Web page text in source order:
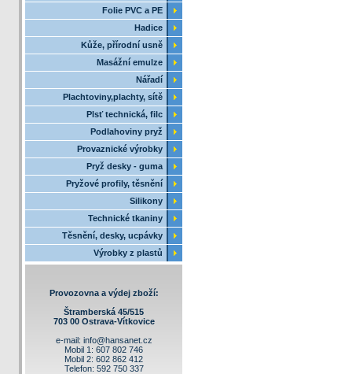
Folie PVC a PE
Hadice
Kůže, přírodní usně
Masážní emulze
Nářadí
Plachtoviny,plachty, sítě
Plsť technická, filc
Podlahoviny pryž
Provaznické výrobky
Pryž desky - guma
Pryžové profily, těsnění
Silikony
Technické tkaniny
Těsnění, desky, ucpávky
Výrobky z plastů
Provozovna a výdej zboží:
Štramberská 45/515
703 00 Ostrava-Vítkovice
e-mail: info@hansanet.cz
Mobil 1: 607 802 746
Mobil 2: 602 862 412
Telefon: 592 750 337